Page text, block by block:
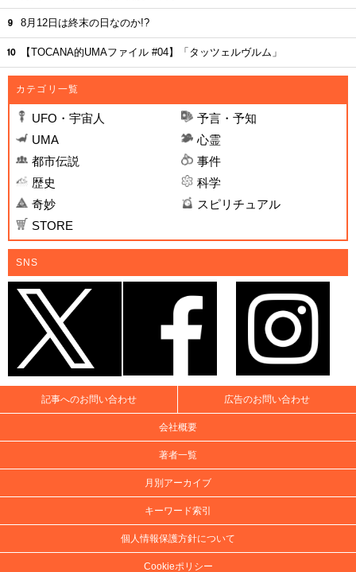
8月12日は終末の日なのか!?
【TOCANA的UMAファイル #04】「タッツェルヴルム」
カテゴリ一覧
UFO・宇宙人
予言・予知
UMA
心霊
都市伝説
事件
歴史
科学
奇妙
スピリチュアル
STORE
SNS
記事へのお問い合わせ 広告のお問い合わせ
会社概要
著者一覧
月別アーカイブ
キーワード索引
個人情報保護方針について
Cookieポリシー